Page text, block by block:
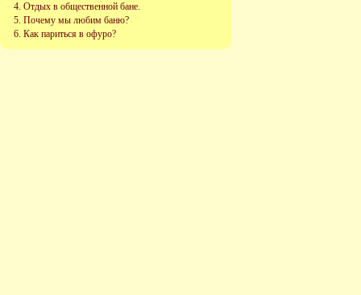
Отдых в общественной бане.
Почему мы любим баню?
Как париться в офуро?